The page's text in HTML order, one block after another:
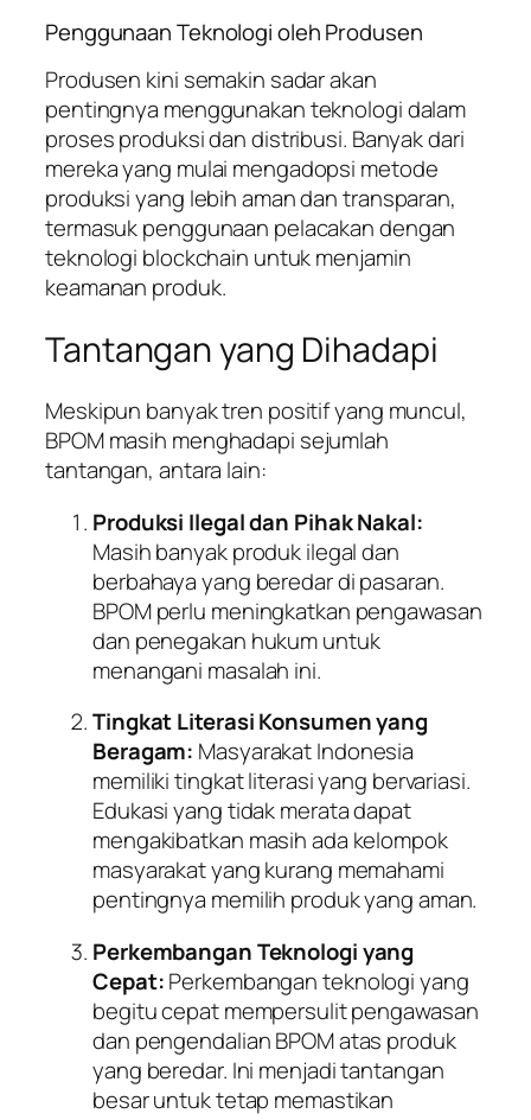
Penggunaan Teknologi oleh Produsen
Produsen kini semakin sadar akan
pentingnya menggunakan teknologi dalam
proses produksi dan distribusi. Banyak dari
mereka yang mulai mengadopsi metode
produksi yang lebih aman dan transparan,
termasuk penggunaan pelacakan dengan
teknologi blockchain untuk menjamin
keamanan produk.
Tantangan yang Dihadapi
Meskipun banyak tren positif yang muncul,
BPOM masih menghadapi sejumlah
tantangan, antara lain:
Produksi Ilegal dan Pihak Nakal:
Masih banyak produk ilegal dan
berbahaya yang beredar di pasaran.
BPOM perlu meningkatkan pengawasan
dan penegakan hukum untuk
menangani masalah ini.
Tingkat Literasi Konsumen yang
Beragam: Masyarakat Indonesia
memiliki tingkat literasi yang bervariasi.
Edukasi yang tidak merata dapat
mengakibatkan masih ada kelompok
masyarakat yang kurang memahami
pentingnya memilih produk yang aman.
Perkembangan Teknologi yang
Cepat:Perkembangan teknologi yang
begitu cepat mempersulit pengawasan
dan pengendalian BPOM atas produk
yang beredar. Ini menjadi tantangan
besar untuk tetap memastikan